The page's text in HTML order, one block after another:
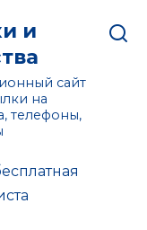
и
сайт
на
телефоны,